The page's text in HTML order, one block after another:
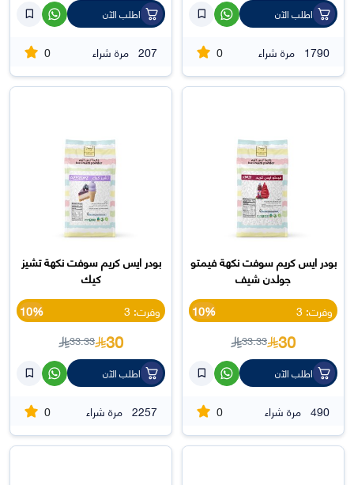
اطلب الآن
1790 مرة شراء 0
اطلب الآن
207 مرة شراء 0
بودر ايس كريم سوفت نكهة فيمتو
جولدن شيف
وفرت: 3
10%
30
33.33
اطلب الآن
490 مرة شراء 0
بودر ايس كريم سوفت نكهة تشيز
كيك
وفرت: 3
10%
30
33.33
اطلب الآن
2257 مرة شراء 0